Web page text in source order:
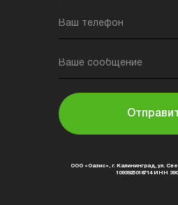
Ваш телефон
Ваше сообщение
ООО «Оазис», г. Калининград, ул.
1093925018714 ИНН